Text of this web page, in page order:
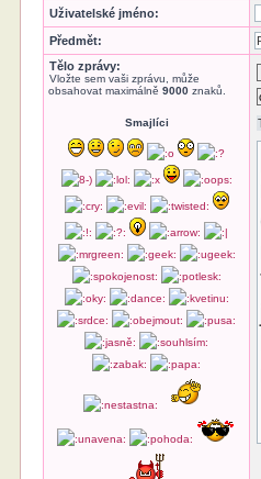
Uživatelské jméno:
Předmět:
Tělo zprávy:
Vložte sem vaši zprávu, může
obsahovat maximálně9000 znaků.
Smajlíci